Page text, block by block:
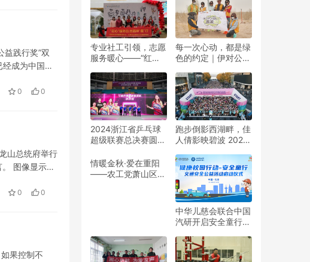
践行奖”双
成为中国公
0 0
山总统府举行
图像显示，
0 0
果控制不
专业社工引领，志愿
服务暖心——“红心”
每一次心动，都是绿
色的约定｜伊对公益
双向奔赴
2024浙江省乒乓球
超级联赛总决赛圆满
跑步倒影西湖畔，佳
人倩影映碧波 2024
靓丽开赛
情暖金秋·爱在重阳
——农工党萧山区基
中华儿慈会联合中国
汽研开启安全童行公